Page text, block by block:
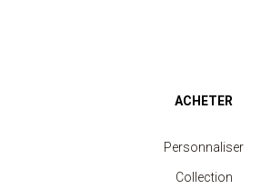
ACHETER
Personnaliser
Collection